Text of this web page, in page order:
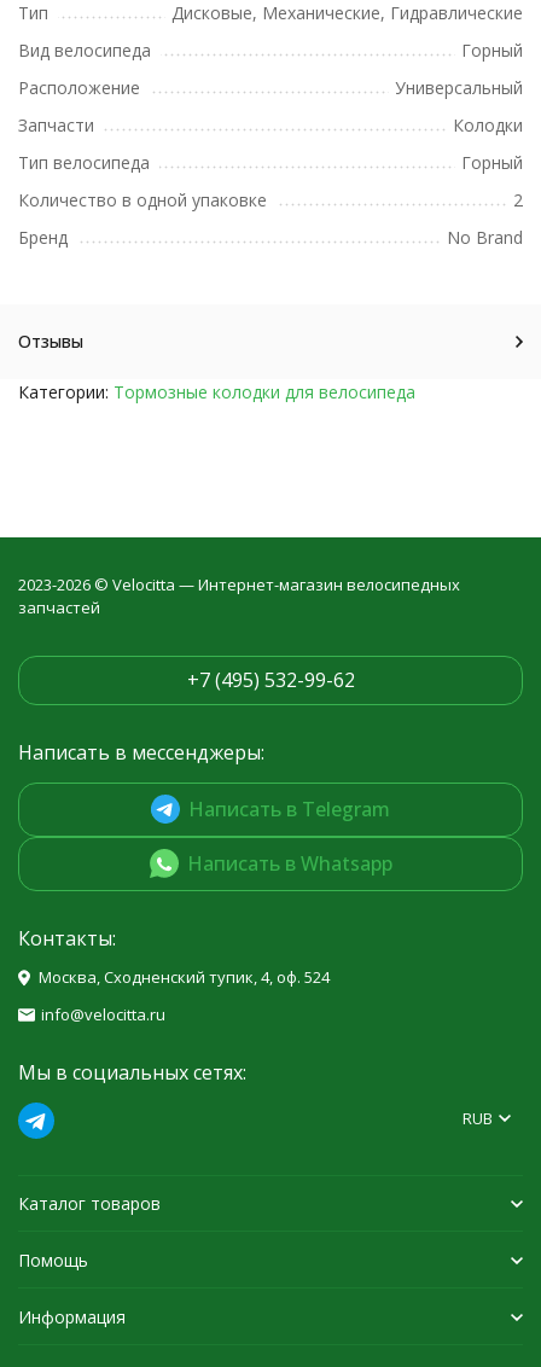
Тип
Дисковые, Механические, Гидравлические
Вид велосипеда
Горный
Расположение
Универсальный
Запчасти
Колодки
Тип велосипеда
Горный
Количество в одной упаковке
2
Бренд
No Brand
Отзывы
Категории: Тормозные колодки для велосипеда
2023-2026 © Velocitta — Интернет-магазин велосипедных
запчастей
+7 (495) 532-99-62
Написать в мессенджеры:
Написать в Telegram
Написать в Whatsapp
Контакты:
Москва, Сходненский тупик, 4, оф. 524
info@velocitta.ru
Мы в социальных сетях:
RUB
Каталог товаров
Помощь
Информация